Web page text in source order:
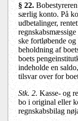
§ 22.
særlig konto. På
udbetalinger,
ske fortløbende
beholdning af
boets
indeholde en
tilsvar over for
Stk. 2.Kasse- og
bo i original eller
regnskabsbilag